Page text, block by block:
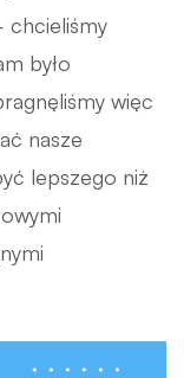
chcieliśmy
było
więc
nasze
lepszego niż